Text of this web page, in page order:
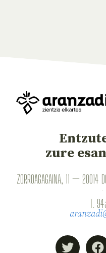
zure
ZORROAGAGAINA, 11 — 20014
T.